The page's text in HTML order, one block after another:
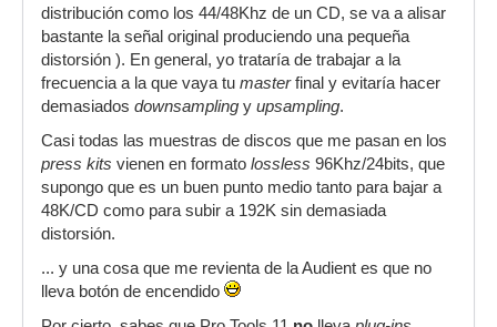
distribución como los 44/48Khz de un CD, se va a alisar
bastante la señal original produciendo una pequeña
distorsión ). En general, yo trataría de trabajar a la
frecuencia a la que vaya tu masterfinal y evitaría hacer
demasiados downsampling y upsampling.
Casi todas las muestras de discos que me pasan en los
press kits vienen en formato lossless 96Khz/24bits, que
supongo que es un buen punto medio tanto para bajar a
48K/CD como para subir a 192K sin demasiada
distorsión.
... y una cosa que me revienta de la Audient es que no
lleva botón de encendido